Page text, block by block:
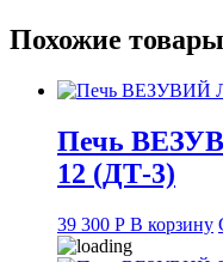
Похожие товары
Печь
12 (ДТ-3)
39 300 Р В корзину